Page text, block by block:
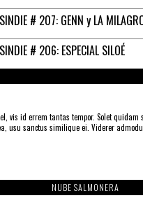
# 207: GENN y LA
# 206: ESPECIAL SILOÉ
vis id errem tantas tempor. Solet
usu sanctus similique ei. Viderer
NUBE SALMONERA